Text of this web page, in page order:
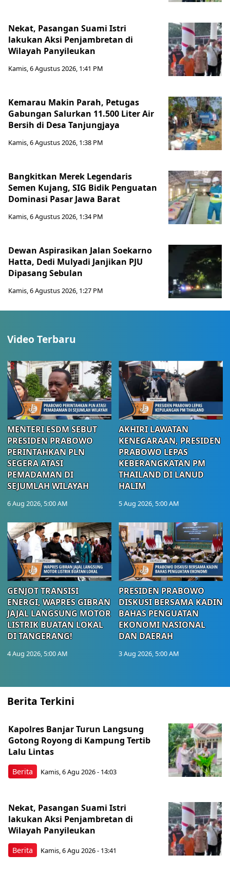
Nekat, Pasangan Suami Istri
lakukan Aksi Penjambretan di
Wilayah Panyileukan
Kamis, 6 Agustus 2026, 1:41 PM
Kemarau Makin Parah, Petugas
Gabungan Salurkan 11.500 Liter Air
Bersih di Desa Tanjungjaya
Kamis, 6 Agustus 2026, 1:38 PM
Bangkitkan Merek Legendaris
Semen Kujang, SIG Bidik Penguatan
Dominasi Pasar Jawa Barat
Kamis, 6 Agustus 2026, 1:34 PM
Dewan Aspirasikan Jalan Soekarno
Hatta, Dedi Mulyadi Janjikan PJU
Dipasang Sebulan
Kamis, 6 Agustus 2026, 1:27 PM
Video Terbaru
MENTERI ESDM SEBUT
PRESIDEN PRABOWO
PERINTAHKAN PLN
SEGERA ATASI
PEMADAMAN DI
SEJUMLAH WILAYAH
6 Aug 2026, 5:00 AM
AKHIRI LAWATAN
KENEGARAAN, PRESIDEN
PRABOWO LEPAS
KEBERANGKATAN PM
THAILAND DI LANUD
HALIM
5 Aug 2026, 5:00 AM
GENJOT TRANSISI
ENERGI, WAPRES GIBRAN
JAJAL LANGSUNG MOTOR
LISTRIK BUATAN LOKAL
DI TANGERANG!
4 Aug 2026, 5:00 AM
PRESIDEN PRABOWO
DISKUSI BERSAMA KADIN
BAHAS PENGUATAN
EKONOMI NASIONAL
DAN DAERAH
3 Aug 2026, 5:00 AM
Berita Terkini
Berita
Kapolres Banjar Turun Langsung
Gotong Royong di Kampung Tertib
Lalu Lintas
Kamis, 6 Agu 2026 - 14:03
Berita
Nekat, Pasangan Suami Istri
lakukan Aksi Penjambretan di
Wilayah Panyileukan
Kamis, 6 Agu 2026 - 13:41